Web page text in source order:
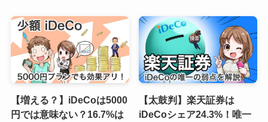
【増える？】iDeCoは5000
円では意味ない？16.7%は
【太鼓判】楽天証券は
iDeCoシェア24.3%！唯一